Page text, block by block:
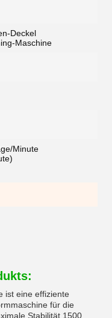
Deckel
Maschine
Minute
ist eine effiziente
für die
Stabilität 1500